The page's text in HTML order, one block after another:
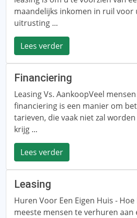
maandelijks inkomen in ruil voor
uitrusting ...
Lees verder
Financiering
Leasing Vs. AankoopVeel
financiering is een manier om
tarieven, die vaak niet zal
krijg ...
Lees verder
Leasing
Huren Voor Een Eigen Huis -
meeste mensen te verhuren aan